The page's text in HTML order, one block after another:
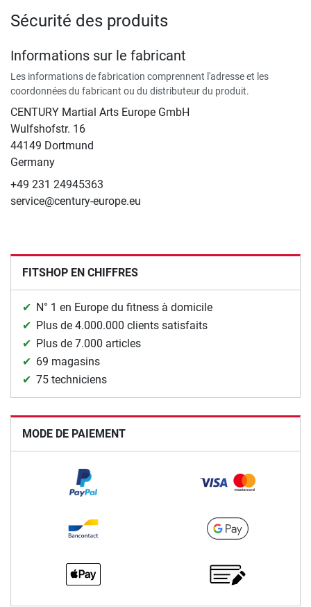
Sécurité des produits
Informations sur le fabricant
Les informations de fabrication comprennent l'adresse et les
coordonnées du fabricant ou du distributeur du produit.
CENTURY Martial Arts Europe GmbH
Wulfshofstr. 16
44149 Dortmund
Germany
+49 231 24945363
service@century-europe.eu
FITSHOP EN CHIFFRES
N° 1 en Europe du fitness à domicile
Plus de 4.000.000 clients satisfaits
Plus de 7.000 articles
69 magasins
75 techniciens
MODE DE PAIEMENT